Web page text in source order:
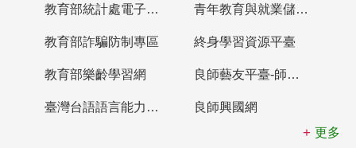
教育部統計處電子書櫃 青年教育與就業儲蓄帳戶
教育部詐騙防制專區 終身學習資源平臺
教育部樂齡學習網 良師藝友平臺-師資培育整合平臺
臺灣台語語言能力認證網站
良師興國網
更多